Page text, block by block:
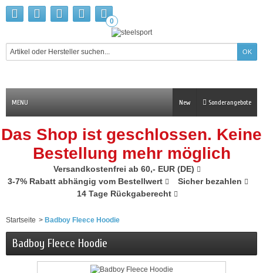
0
MENU Sonderangebote
New
Das Shop ist geschlossen. Keine
Bestellung mehr möglich
Versandkostenfrei ab 60,- EUR (DE)
3-7% Rabatt abhängig vom Bestellwert
Sicher bezahlen
14 Tage Rückgaberecht
Startseite > Badboy Fleece Hoodie
Badboy Fleece Hoodie